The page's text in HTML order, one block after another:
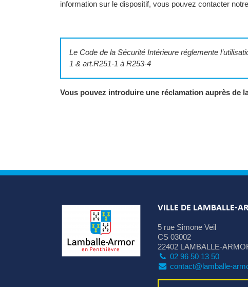
information sur le dispositif, vous pouvez contacter
Le Code de la Sécurité Intérieure réglemente
1 & art.R251-1 à R253-4
Vous pouvez introduire une réclamation auprès de
VILLE DE LAMBALLE-
5 rue Simone Veil
CS 03002
22402 LAMBALLE-
02 96 50 13 50
contact@lamballe-